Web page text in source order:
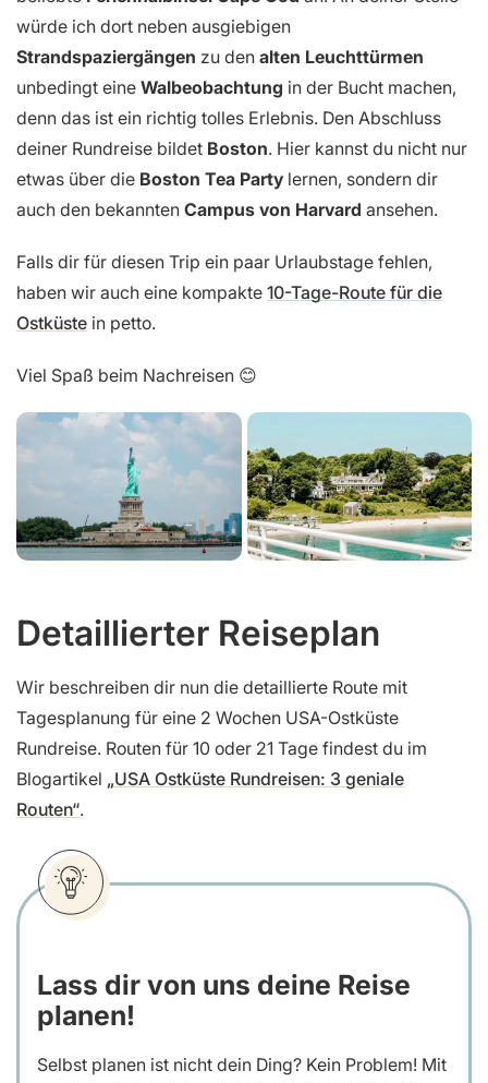
würde ich dort neben ausgiebigen
Strandspaziergängen zu den alten Leuchttürmen
unbedingt eine Walbeobachtung in der Bucht machen,
denn das ist ein richtig tolles Erlebnis. Den Abschluss
deiner Rundreise bildet Boston. Hier kannst du nicht nur
etwas über die Boston Tea Party lernen, sondern dir
auch den bekannten Campus von Harvard ansehen.
Falls dir für diesen Trip ein paar Urlaubstage fehlen,
haben wir auch eine kompakte 10-Tage-Route für die
Ostküste in petto.
Viel Spaß beim Nachreisen 😊
Detaillierter Reiseplan
Wir beschreiben dir nun die detaillierte Route mit
Tagesplanung für eine 2 Wochen USA-Ostküste
Rundreise. Routen für 10 oder 21 Tage findest du im
Blogartikel „USA Ostküste Rundreisen: 3 geniale
Routen“.
Lass dir von uns deine Reise
planen!
Selbst planen ist nicht dein Ding? Kein Problem! Mit